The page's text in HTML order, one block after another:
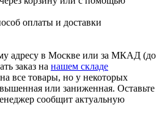
оплаты и доставки
адресу в Москве или за МКАД (до
заказ на нашем складе
все товары, но у некоторых
или заниженная. Оставьте
сообщит актуальную